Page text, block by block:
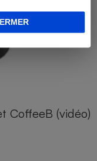
CoffeeB (vidéo)